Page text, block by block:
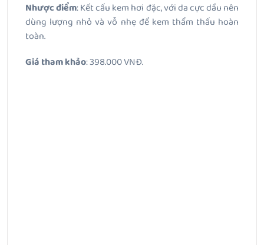
Nhược điểm: Kết cấu kem hơi đặc, với da cực dầu nên
dùng lượng nhỏ và vỗ nhẹ để kem thẩm thấu hoàn
toàn.
Giá tham khảo: 398.000 VNĐ.